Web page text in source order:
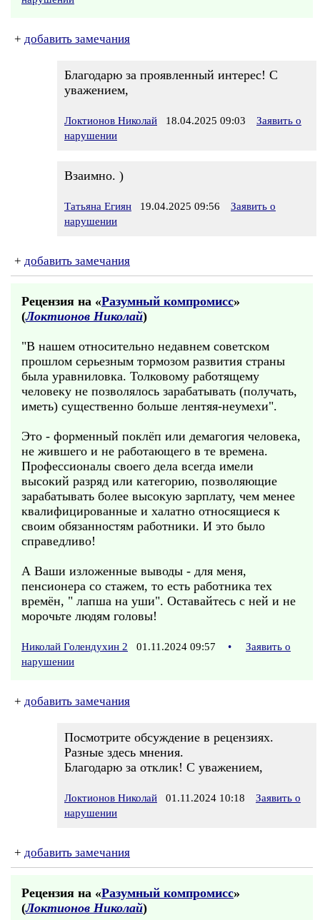
+ добавить замечания
Благодарю за проявленный интерес! С
уважением,
Локтионов Николай 18.04.2025 09:03
Заявить о
нарушении
Взаимно. )
Татьяна Егиян 19.04.2025 09:56
Заявить о
нарушении
+ добавить замечания
Рецензия на «Разумный компромисс»
(Локтионов Николай)
"В нашем относительно недавнем советском
прошлом серьезным тормозом развития страны
была уравниловка. Толковому работящему
человеку не позволялось зарабатывать (получать,
иметь) существенно больше лентяя-неумехи".
Это - форменный поклёп или демагогия человека,
не жившего и не работающего в те времена.
Профессионалы своего дела всегда имели
высокий разряд или категорию, позволяющие
зарабатывать более высокую зарплату, чем менее
квалифицированные и халатно относящиеся к
своим обязанностям работники. И это было
справедливо!
А Ваши изложенные выводы - для меня,
пенсионера со стажем, то есть работника тех
времён, " лапша на уши". Оставайтесь с ней и не
морочьте людям головы!
Николай Голендухин 2 01.11.2024 09:57 •
Заявить о
нарушении
+ добавить замечания
Посмотрите обсуждение в рецензиях.
Разные здесь мнения.
Благодарю за отклик! С уважением,
Локтионов Николай 01.11.2024 10:18
Заявить о
нарушении
+ добавить замечания
Рецензия на «Разумный компромисс»
(Локтионов Николай)